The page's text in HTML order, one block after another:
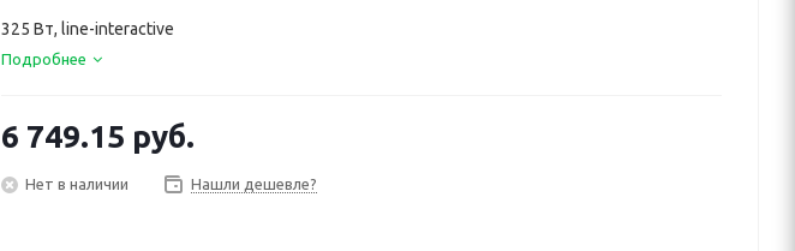
325 Вт, line-interactive
Подробнее
6 749.15 руб.
Нет в наличии Нашли дешевле?